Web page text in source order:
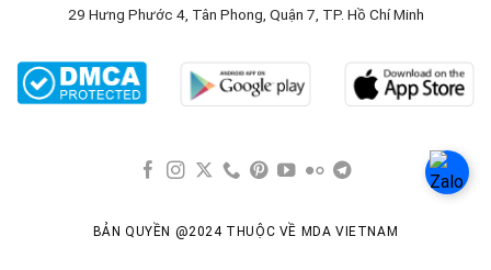
29 Hưng Phước 4, Tân Phong, Quận 7, TP. Hồ Chí Minh
BẢN QUYỀN @2024 THUỘC VỀ MDA VIETNAM